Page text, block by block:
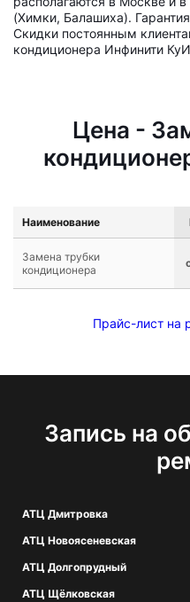
(Химки, Балашиха).
Скидки постоянным
кондиционера Инфинити
Цена -
Наименование
Замена трубки
кондиционера
Прайс-лист на
Запись на
АТЦ Дмитровка
АТЦ Новоясеневская
АТЦ Долгопрудный
АТЦ Щёлковская